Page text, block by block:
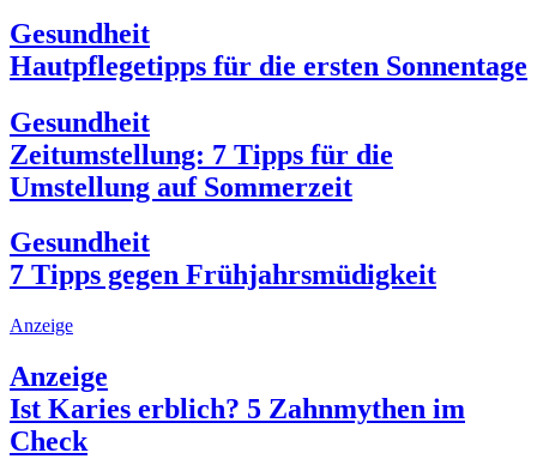
Gesundheit
Hautpflegetipps für die ersten Sonnentage
Gesundheit
Zeitumstellung: 7 Tipps für die
Umstellung auf Sommerzeit
Gesundheit
7 Tipps gegen Frühjahrsmüdigkeit
Anzeige
Anzeige
Ist Karies erblich? 5 Zahnmythen im
Check